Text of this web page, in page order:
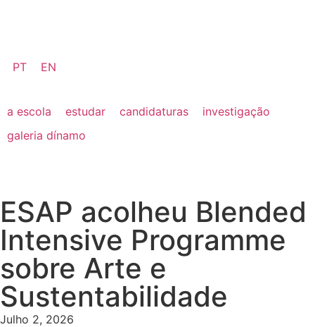
PT EN
a escola estudar candidaturas
investigação
galeria dínamo
ESAP acolheu Blended
Intensive Programme
sobre Arte e
Sustentabilidade
Julho 2, 2026